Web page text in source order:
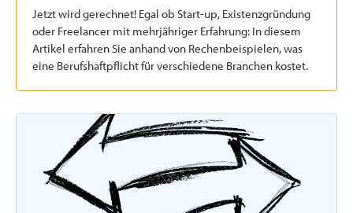
Jetzt wird gerechnet! Egal ob Start-up, Existenzgründung
oder Freelancer mit mehrjähriger Erfahrung: In diesem
Artikel erfahren Sie anhand von Rechenbeispielen, was
eine Berufshaftpflicht für verschiedene Branchen kostet.